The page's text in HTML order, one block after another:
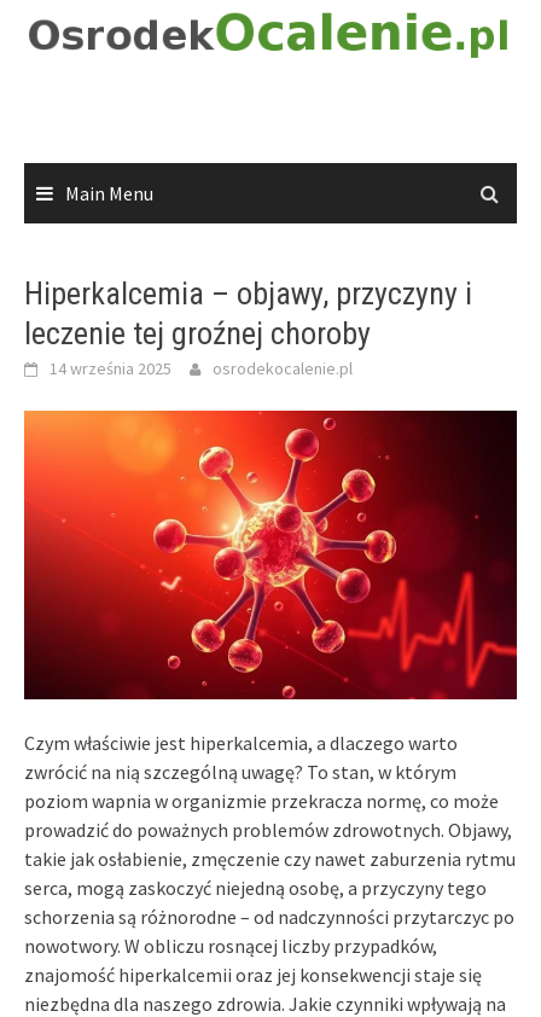
Main Menu
Hiperkalcemia – objawy, przyczyny i
leczenie tej groźnej choroby
14 września 2025 osrodekocalenie.pl
Czym właściwie jest hiperkalcemia, a dlaczego warto
zwrócić na nią szczególną uwagę? To stan, w którym
poziom wapnia w organizmie przekracza normę, co może
prowadzić do poważnych problemów zdrowotnych. Objawy,
takie jak osłabienie, zmęczenie czy nawet zaburzenia rytmu
serca, mogą zaskoczyć niejedną osobę, a przyczyny tego
schorzenia są różnorodne – od nadczynności przytarczyc po
nowotwory. W obliczu rosnącej liczby przypadków,
znajomość hiperkalcemii oraz jej konsekwencji staje się
niezbędna dla naszego zdrowia. Jakie czynniki wpływają na